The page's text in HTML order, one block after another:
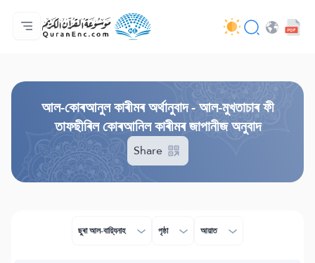
মুখ্য পৃষ্ঠা
অনুবাদসমূহৰ সূচীপত্ৰ
Audio
ডেভ্লপাৰসকলৰ সেৱাসমূহ - API
প্ৰকল্পৰ বিষয়ে
আমাৰ সৈতে যোগাযোগ কৰক
ভাষা
আল-কোৰআনুল কাৰীমৰ অৰ্থানুবাদ - আল-মুখতাচাৰ ফী
তাফছীৰিল কোৰআনিল কাৰীমৰ জাপানীজ অনুবাদ
Share
ছুৰা আল-বায়্যিনাহ পৃষ্ঠা আয়াত